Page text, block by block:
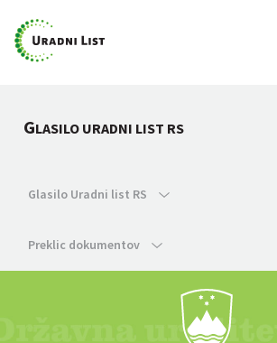
GLASILO URADNI LIST RS
Glasilo Uradni list RS
Preklic dokumentov